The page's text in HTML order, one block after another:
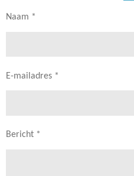
Naam *
E-mailadres *
Bericht *